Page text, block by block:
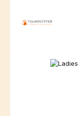
Bildergalerie